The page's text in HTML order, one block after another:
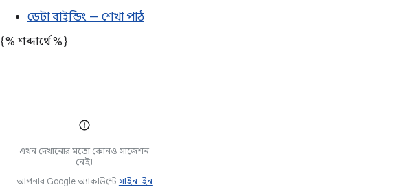
ডেটা বাইন্ডিং — শেখা পাঠ
{% শব্দার্থে %}
এখন দেখানোর মতো কোনও সাজেশন
নেই।
আপনার Google অ্যাকাউন্টে সাইন-ইন